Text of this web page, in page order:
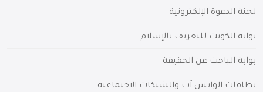
لجنة الدعوة الإلكترونية
بوابة الكويت للتعريف بالإسلام
بوابة الباحث عن الحقيقة
بطاقات الواتس آب والشبكات الاجتماعية